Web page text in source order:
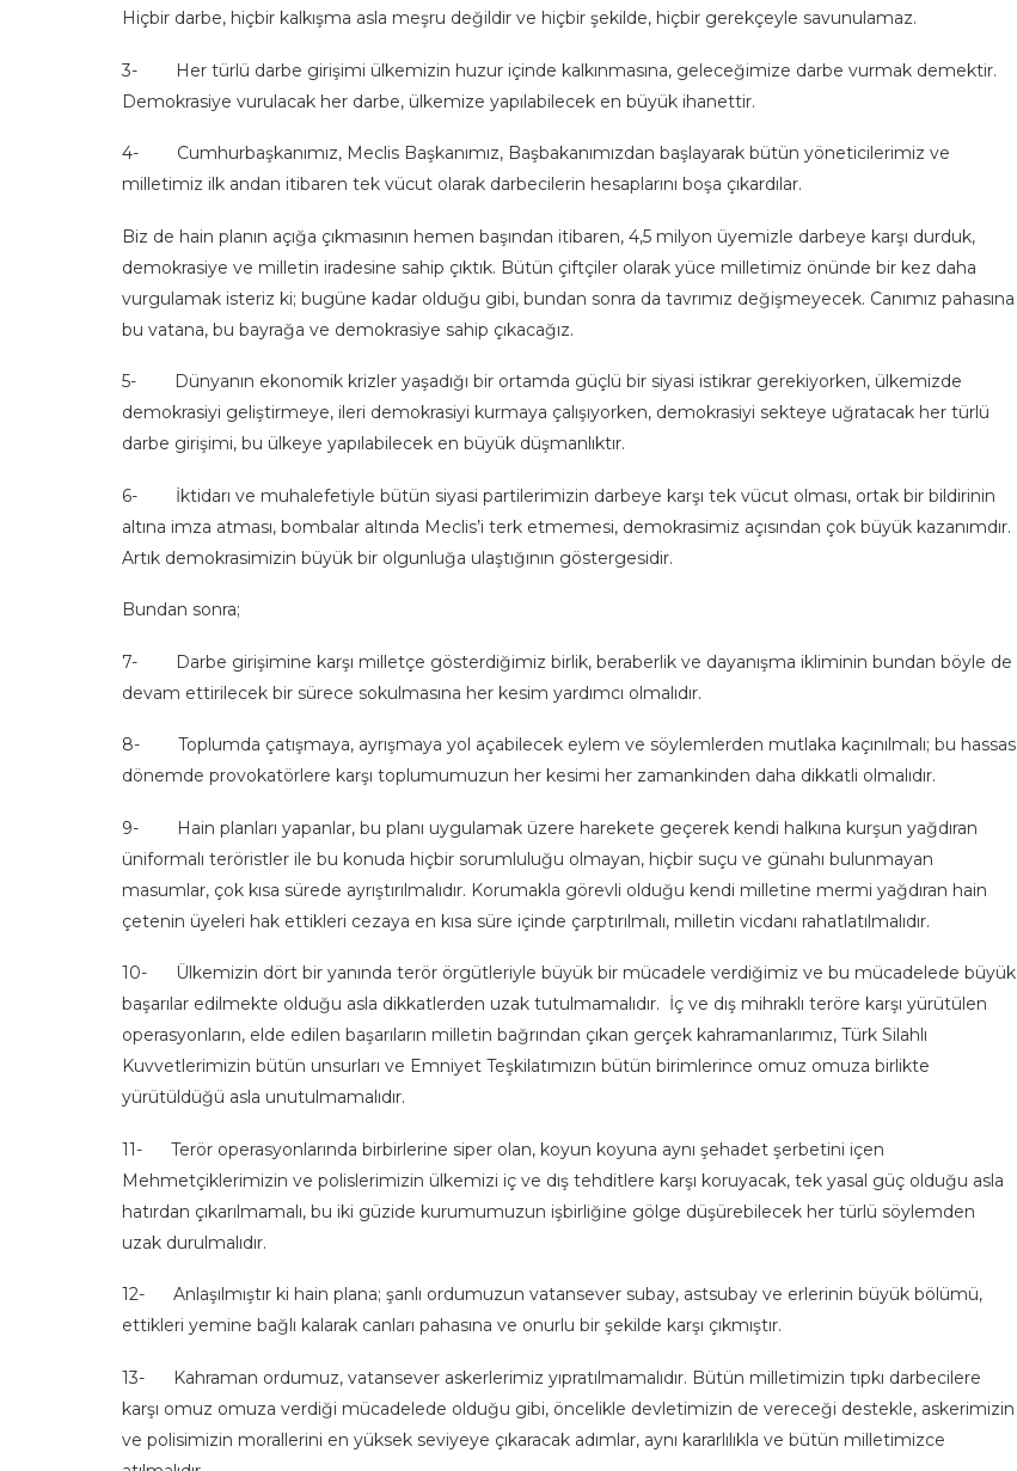
Hiçbir darbe, hiçbir kalkışma asla meşru değildir ve hiçbir şekilde, hiçbir gerekçeyle savunulamaz.
3- Her türlü darbe girişimi ülkemizin huzur içinde kalkınmasına, geleceğimize darbe vurmak demektir.
Demokrasiye vurulacak her darbe, ülkemize yapılabilecek en büyük ihanettir.
4- Cumhurbaşkanımız, Meclis Başkanımız, Başbakanımızdan başlayarak bütün yöneticilerimiz ve
milletimiz ilk andan itibaren tek vücut olarak darbecilerin hesaplarını boşa çıkardılar.
Biz de hain planın açığa çıkmasının hemen başından itibaren, 4,5 milyon üyemizle darbeye karşı durduk,
demokrasiye ve milletin iradesine sahip çıktık. Bütün çiftçiler olarak yüce milletimiz önünde bir kez daha
vurgulamak isteriz ki; bugüne kadar olduğu gibi, bundan sonra da tavrımız değişmeyecek. Canımız pahasına
bu vatana, bu bayrağa ve demokrasiye sahip çıkacağız.
5- Dünyanın ekonomik krizler yaşadığı bir ortamda güçlü bir siyasi istikrar gerekiyorken, ülkemizde
demokrasiyi geliştirmeye, ileri demokrasiyi kurmaya çalışıyorken, demokrasiyi sekteye uğratacak her türlü
darbe girişimi, bu ülkeye yapılabilecek en büyük düşmanlıktır.
6- İktidarı ve muhalefetiyle bütün siyasi partilerimizin darbeye karşı tek vücut olması, ortak bir bildirinin
altına imza atması, bombalar altında Meclis’i terk etmemesi, demokrasimiz açısından çok büyük kazanımdır.
Artık demokrasimizin büyük bir olgunluğa ulaştığının göstergesidir.
Bundan sonra;
7- Darbe girişimine karşı milletçe gösterdiğimiz birlik, beraberlik ve dayanışma ikliminin bundan böyle de
devam ettirilecek bir sürece sokulmasına her kesim yardımcı olmalıdır.
8- Toplumda çatışmaya, ayrışmaya yol açabilecek eylem ve söylemlerden mutlaka kaçınılmalı; bu hassas
dönemde provokatörlere karşı toplumumuzun her kesimi her zamankinden daha dikkatli olmalıdır.
9- Hain planları yapanlar, bu planı uygulamak üzere harekete geçerek kendi halkına kurşun yağdıran
üniformalı teröristler ile bu konuda hiçbir sorumluluğu olmayan, hiçbir suçu ve günahı bulunmayan
masumlar, çok kısa sürede ayrıştırılmalıdır. Korumakla görevli olduğu kendi milletine mermi yağdıran hain
çetenin üyeleri hak ettikleri cezaya en kısa süre içinde çarptırılmalı, milletin vicdanı rahatlatılmalıdır.
10- Ülkemizin dört bir yanında terör örgütleriyle büyük bir mücadele verdiğimiz ve bu mücadelede büyük
başarılar edilmekte olduğu asla dikkatlerden uzak tutulmamalıdır. İç ve dış mihraklı teröre karşı yürütülen
operasyonların, elde edilen başarıların milletin bağrından çıkan gerçek kahramanlarımız, Türk Silahlı
Kuvvetlerimizin bütün unsurları ve Emniyet Teşkilatımızın bütün birimlerince omuz omuza birlikte
yürütüldüğü asla unutulmamalıdır.
11- Terör operasyonlarında birbirlerine siper olan, koyun koyuna aynı şehadet şerbetini içen
Mehmetçiklerimizin ve polislerimizin ülkemizi iç ve dış tehditlere karşı koruyacak, tek yasal güç olduğu asla
hatırdan çıkarılmamalı, bu iki güzide kurumumuzun işbirliğine gölge düşürebilecek her türlü söylemden
uzak durulmalıdır.
12- Anlaşılmıştır ki hain plana; şanlı ordumuzun vatansever subay, astsubay ve erlerinin büyük bölümü,
ettikleri yemine bağlı kalarak canları pahasına ve onurlu bir şekilde karşı çıkmıştır.
13- Kahraman ordumuz, vatansever askerlerimiz yıpratılmamalıdır. Bütün milletimizin tıpkı darbecilere
karşı omuz omuza verdiği mücadelede olduğu gibi, öncelikle devletimizin de vereceği destekle, askerimizin
ve polisimizin morallerini en yüksek seviyeye çıkaracak adımlar, aynı kararlılıkla ve bütün milletimizce